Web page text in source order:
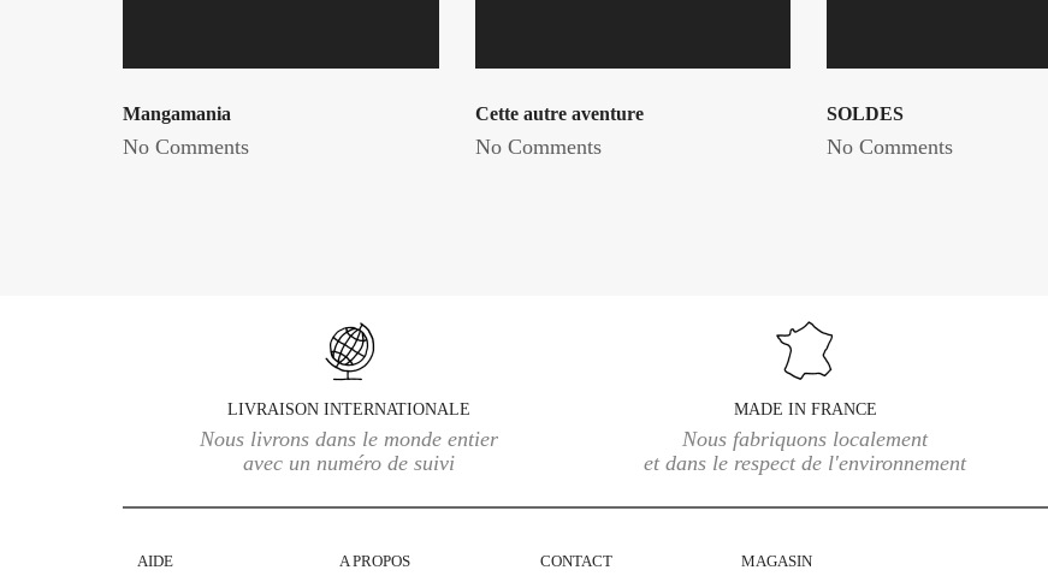
Mangamania
No Comments
Cette autre aventure
No Comments
SOLDES
No Comments
LIVRAISON INTERNATIONALE
Nous livrons dans le monde entier
avec un numéro de suivi
MADE IN FRANCE
Nous fabriquons localement
et dans le respect de l'environnement
AIDE A PROPOS CONTACT MAGASIN